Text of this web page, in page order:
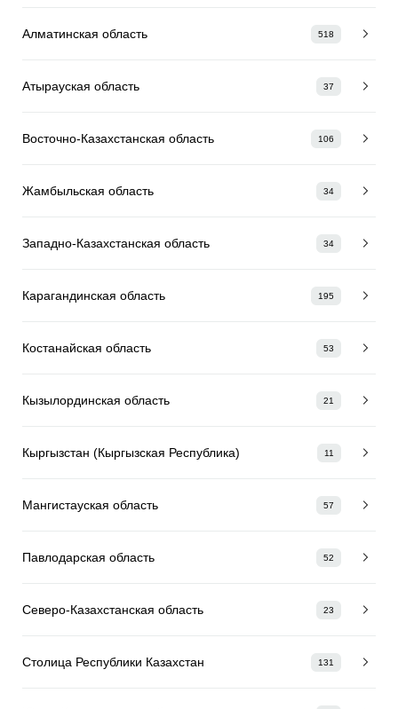
Алматинская область 518
Атырауская область 37
Восточно-Казахстанская область 106
Жамбыльская область 34
Западно-Казахстанская область 34
Карагандинская область 195
Костанайская область 53
Кызылординская область 21
Кыргызстан (Кыргызская Республика) 11
Мангистауская область 57
Павлодарская область 52
Северо-Казахстанская область 23
Столица Республики Казахстан 131